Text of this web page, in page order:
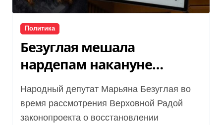
Политика
Безуглая мешала
нардепам накануне
голосования за НАБУ и
САП: депутаты просят ее
наказать
Народный депутат Марьяна Безуглая во
время рассмотрения Верховной Радой
законопроекта о восстановлении